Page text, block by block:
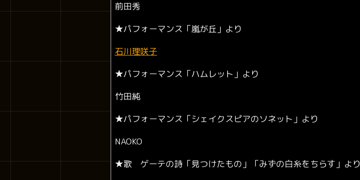
前田秀
★パフォーマンス「嵐が丘」より
石川理咲子
★パフォーマンス「ハムレット」より
竹田純
★パフォーマンス「シェイクスピアのソネット」より
NAOKO
★歌 ゲーテの詩「見つけたもの」「みずの白糸をちらす」より